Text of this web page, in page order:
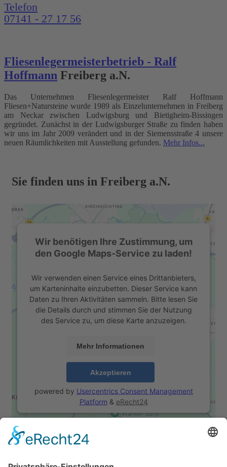
Telefon
07141 - 27 17 56
Fliesenlegermeisterbetrieb - Ralf
Hoffmann Freiberg a.N.
Das Unternehmen Fliesenlegermeister Ralf Hoffmann
Fliesen+Natursteine wurde 1989 als Einzelunternehmen in Freiberg
am Neckar zwischen Ludwigsburg und Bietigheim-Bissingen
gegründet. Zunächst in der Ludwigsburger Straße zu finden haben
wir uns im Jahr 2009 verändert und in der Siemensstraße 4 unsere
neuen Räumlichkeiten mit Ausstellung gefunden. Mehr Infos...
Sie finden uns in Freiberg a.N.
Wir benötigen Ihre Zustimmung, um
den Google Maps-Service zu laden!
Wir verwenden einen Service eines Drittanbieters,
um Karteninhalte einzubetten. Dieser Service kann
Daten zu Ihren Aktivitäten sammeln. Bitte lesen Sie
die Details durch und stimmen Sie der Nutzung
des Service zu, um diese Karte anzuzeigen.
Mehr Informationen
Akzeptieren
powered by Usercentrics Consent Management
Platform & eRecht24